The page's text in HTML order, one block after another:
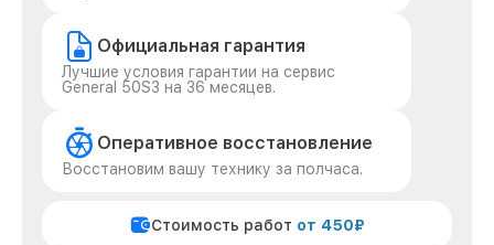
Официальная гарантия
Лучшие условия гарантии на сервис
General 50S3 на 36 месяцев.
Оперативное восстановление
Восстановим вашу технику за полчаса.
Стоимость работ от 450₽